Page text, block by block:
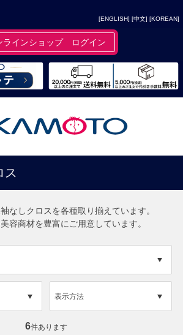
[ENGLISH] [中文] [KOREAN]
ラインショップ ログイン
ス
なしクロスを各種取り揃えています。
容商材を豊富にご用意しています。
表示方法
6件あります